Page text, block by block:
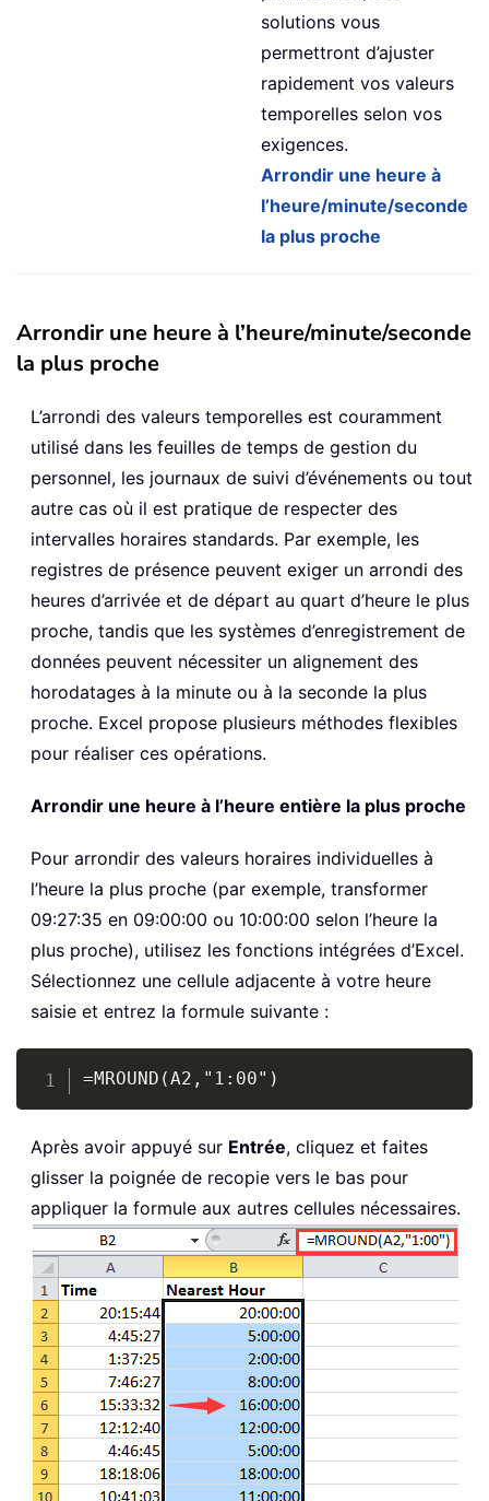
solutions vous
permettront d’ajuster
rapidement vos valeurs
temporelles selon vos
exigences.
Arrondir une heure à
l’heure/minute/seconde
la plus proche
Arrondir une heure à l’heure/minute/seconde
la plus proche
L’arrondi des valeurs temporelles est couramment
utilisé dans les feuilles de temps de gestion du
personnel, les journaux de suivi d’événements ou tout
autre cas où il est pratique de respecter des
intervalles horaires standards. Par exemple, les
registres de présence peuvent exiger un arrondi des
heures d’arrivée et de départ au quart d’heure le plus
proche, tandis que les systèmes d’enregistrement de
données peuvent nécessiter un alignement des
horodatages à la minute ou à la seconde la plus
proche. Excel propose plusieurs méthodes flexibles
pour réaliser ces opérations.
Arrondir une heure à l’heure entière la plus proche
Pour arrondir des valeurs horaires individuelles à
l’heure la plus proche (par exemple, transformer
09:27:35 en 09:00:00 ou 10:00:00 selon l’heure la
plus proche), utilisez les fonctions intégrées d’Excel.
Sélectionnez une cellule adjacente à votre heure
saisie et entrez la formule suivante :
=MROUND(A2,"1:00")
Après avoir appuyé sur Entrée, cliquez et faites
glisser la poignée de recopie vers le bas pour
appliquer la formule aux autres cellules nécessaires.